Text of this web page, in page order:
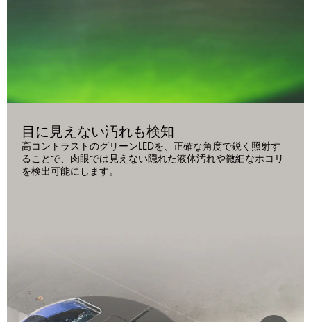
目に見えない汚れも検知
高コントラストのグリーンLEDを、正確な角度で鋭く照射す
ることで、肉眼では見えない隠れた液体汚れや微細なホコリ
を検出可能にします。